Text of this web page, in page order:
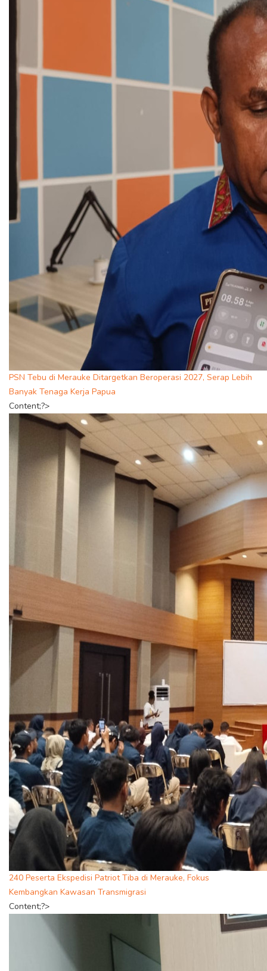
PSN Tebu di Merauke Ditargetkan Beroperasi 2027, Serap Lebih
Banyak Tenaga Kerja Papua
Content;?>
240 Peserta Ekspedisi Patriot Tiba di Merauke, Fokus
Kembangkan Kawasan Transmigrasi
Content;?>